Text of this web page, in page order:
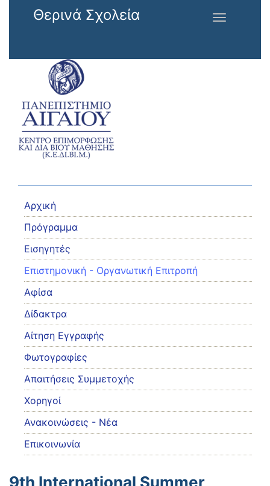
Παράκαμψη προς το κυρίως περιεχόμενο
Θερινά Σχολεία
Toggle
Αρχική
Πρόγραμμα
Εισηγητές
Eπιστημονική - Οργανωτική Επιτροπή
Αφίσα
Δίδακτρα
Αίτηση Εγγραφής
Φωτογραφίες
Απαιτήσεις Συμμετοχής
Χορηγοί
Ανακοινώσεις - Νέα
Επικοινωνία
9th International Summer